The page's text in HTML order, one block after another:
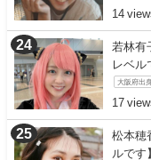
14
若林有
レベル
大阪府出
17
松本穂
ルです